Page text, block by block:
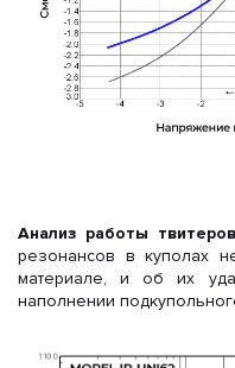
Анализ работы
резонансов в куполах
материале, и об их
наполнении